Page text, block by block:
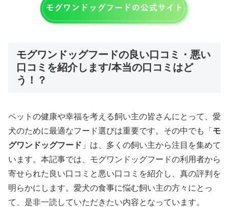
モグワンドッグフードの良い口コミ・悪い
口コミを紹介します/本当の口コミはど
う！？
ペットの健康や幸福を考える飼い主の皆さんにとって、愛
犬のために最適なフード選びは重要です。その中でも「 モ
グワンドッグフード 」は、多くの飼い主から注目を集めて
います。本記事では、モグワンドッグフードの利用者から
寄せられた良い口コミと悪い口コミを紹介し、真の評判を
明らかにします。愛犬の食事に悩む飼い主の方々にとっ
て、是非一読していただきたい内容となっています。